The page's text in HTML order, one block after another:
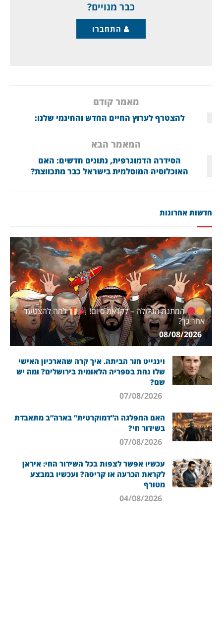
כבר מנויים?
התחברו
מאמר קודם
להצטרף לערוץ החיים החדש והחינמי שלנו:
המאמר הבא
הסידרה הדמוגרפית, נתונים חדשים: האם
האוכלוסיה המוסלמית בישראל כבר מתכווצת?
חדשות אחרונות
המתנה הגדולה – לקראת סיום!
למה להצטער
אחר כך?
08/08/2026
וינגייט חזר הביתה. איך קרה שהארכיון האישי
שלו נחת בספריה הלאומית בירושלים? ומה יש
שם?
האם המפלגה ה”דמוקרטית” בארה”ב מתאבדת
בשידור חי?
עכשיו אפשר לצפות בכל השידור החי: איראן
לקראת הכרעה או קריסה? ועכשיו במבצע
מטורף